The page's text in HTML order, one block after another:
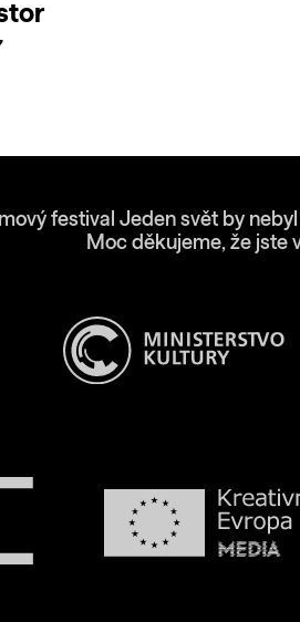
festival Jeden svět by
Moc děkujeme, že jste